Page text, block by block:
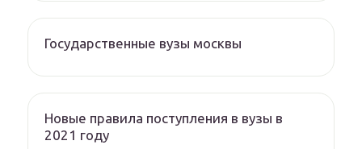
Государственные вузы москвы
Новые правила поступления в вузы в
2021 году